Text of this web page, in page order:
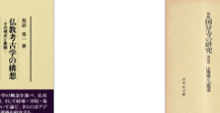
大学と地域連携 東大文学部と常
文化財の保存活用と地域連携(森先
世界遺産と地域連携(根岸洋)
史跡常呂遺跡の整備(山田哲・中村